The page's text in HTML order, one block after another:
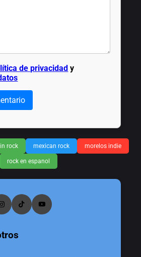
de privacidad y
rock mexican rock morelos indie
rock en espanol